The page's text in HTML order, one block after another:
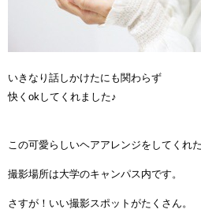
いきなり話しかけたにも関わらず
快くokしてくれました♪
この可愛らしいヘアアレンジをしてくれ
撮影場所は大学のキャンパス内です。
さすが！いい撮影スポットがたくさん。